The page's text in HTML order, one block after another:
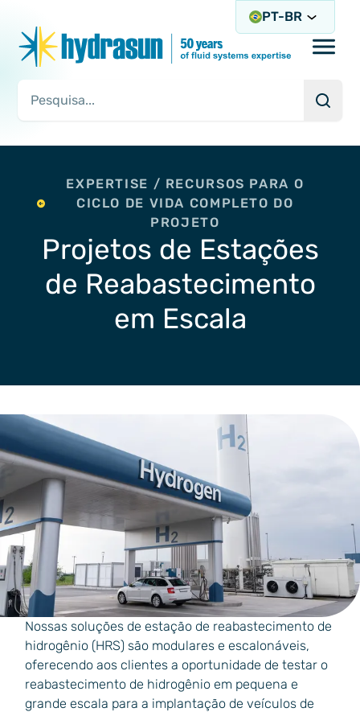
Consulta de pesquisa
PT-BR
EXPERTISE / RECURSOS PARA O
CICLO DE VIDA COMPLETO DO
PROJETO
Projetos de Estações
de Reabastecimento
em Escala
Nossas soluções de estação de reabastecimento de
hidrogênio (HRS) são modulares e escalonáveis,
oferecendo aos clientes a oportunidade de testar o
reabastecimento de hidrogênio em pequena e
grande escala para a implantação de veículos de